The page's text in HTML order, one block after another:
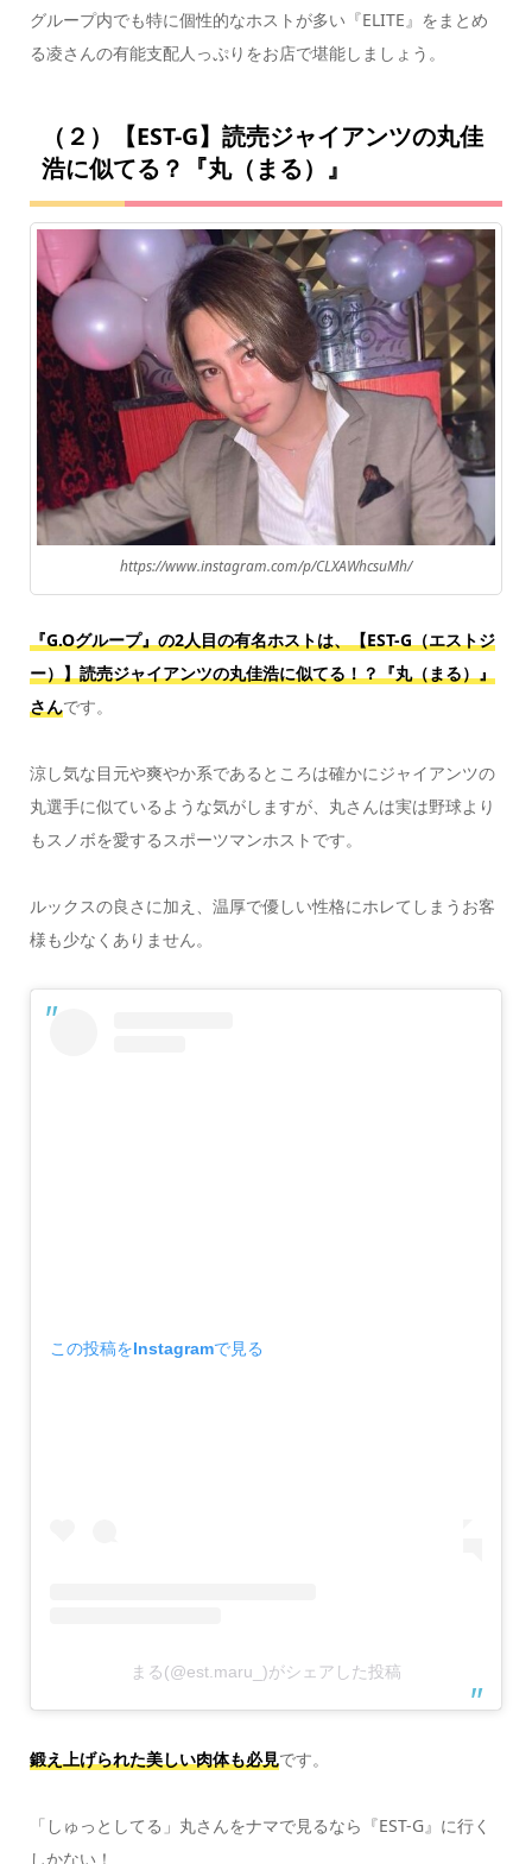
グループ内でも特に個性的なホストが多い『ELITE』をまとめ
る凌さんの有能支配人っぷりをお店で堪能しましょう。
（２）【EST-G】読売ジャイアンツの丸佳
浩に似てる？『丸（まる）』
https://www.instagram.com/p/CLXAWhcsuMh/
『G.Oグループ』の2人目の有名ホストは、【EST-G（エストジ
ー）】読売ジャイアンツの丸佳浩に似てる！？『丸（まる）』
さんです。
涼し気な目元や爽やか系であるところは確かにジャイアンツの
丸選手に似ているような気がしますが、丸さんは実は野球より
もスノボを愛するスポーツマンホストです。
ルックスの良さに加え、温厚で優しい性格にホレてしまうお客
様も少なくありません。
この投稿をInstagramで見る
まる(@est.maru_)がシェアした投稿
鍛え上げられた美しい肉体も必見です。
「しゅっとしてる」丸さんをナマで見るなら『EST-G』に行く
しかない！